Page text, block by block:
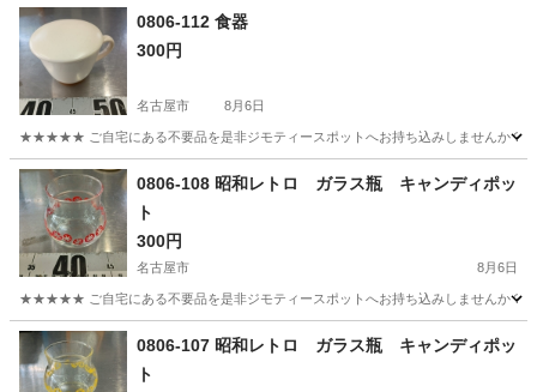
0806-112 食器
300円
名古屋市 8月6日
★★★★★ ご自宅にある不要品を是非ジモティースポットへお持ち込みしませんか？
愛知 名古屋市 現地
0806-108 昭和レトロ ガラス瓶 キャンディポッ
ト
300円
名古屋市 8月6日
★★★★★ ご自宅にある不要品を是非ジモティースポットへお持ち込みしませんか？
愛知 名古屋市 ガラス瓶
0806-107 昭和レトロ ガラス瓶 キャンディポッ
ト